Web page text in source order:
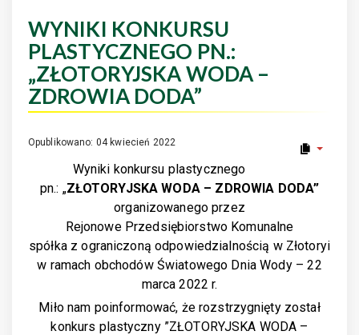
WYNIKI KONKURSU
PLASTYCZNEGO PN.:
„ZŁOTORYJSKA WODA –
ZDROWIA DODA”
Opublikowano: 04 kwiecień 2022
Wyniki konkursu plastycznego
pn.: „ZŁOTORYJSKA WODA – ZDROWIA DODA”
organizowanego przez
Rejonowe Przedsiębiorstwo Komunalne
spółka z ograniczoną odpowiedzialnością w Złotoryi
w ramach obchodów Światowego Dnia Wody – 22
marca 2022 r.
Miło nam poinformować, że rozstrzygnięty został
konkurs plastyczny ”ZŁOTORYJSKA WODA –